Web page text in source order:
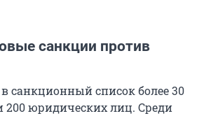
санкции против
список более 30
200 юридических лиц. Среди